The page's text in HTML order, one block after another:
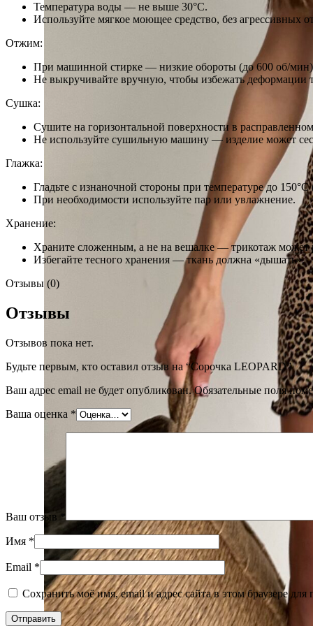
Температура воды — не выше 30°C.
Используйте мягкое моющее средство, без агрессивных
Отжим:
При машинной стирке — низкие обороты (до 600 об/
Не выкручивайте вручную, чтобы избежать деформации
Сушка:
Сушите на горизонтальной поверхности в
Не используйте сушильную машину — изделие может
Глажка:
Гладьте с изнаночной стороны при температуре до
При необходимости используйте пар или увлажнение.
Хранение:
Храните сложенным, а не на вешалке — трикотаж может
Избегайте тесного хранения — ткань должна «дышать».
Отзывы (0)
Отзывы
Отзывов пока нет.
Будьте первым, кто оставил отзыв на “Сорочка LEOPARD”
Ваш адрес email не будет опубликован. Обязательные поля
Ваша оценка *
Ваш отзыв *
Имя *
Email *
Сохранить моё имя, email и адрес сайта в этом браузере